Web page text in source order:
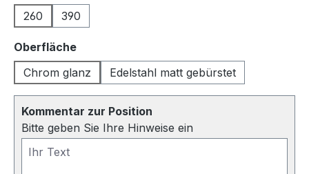
260
390
Oberflächeauswählen
Chrom glanz
Edelstahl matt gebürstet
Kommentar zur Position
Bitte geben Sie Ihre Hinweise ein